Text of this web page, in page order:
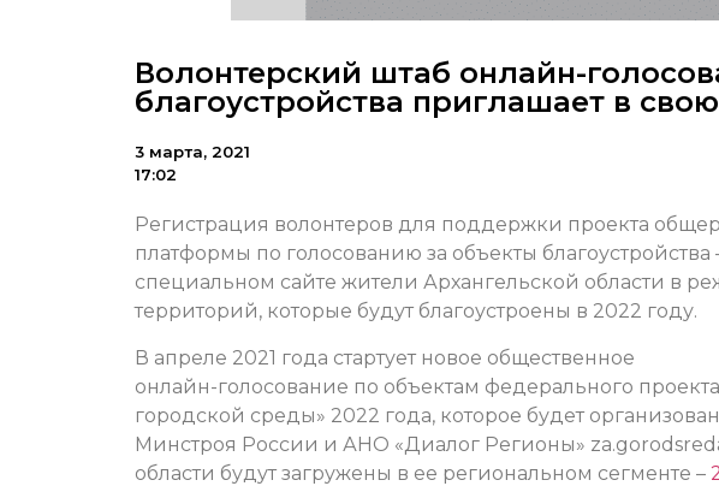
Волонтерский штаб онлайн-
благоустройства приглашает в
3 марта, 2021
17:02
Регистрация волонтеров для поддержки проекта
платформы по голосованию за объекты благоустройства
специальном сайте жители Архангельской области в
территорий, которые будут благоустроены в 2022 году.
В апреле 2021 года стартует новое общественное
онлайн-голосование по объектам федерального
городской среды» 2022 года, которое будет
Минстроя России и АНО «Диалог Регионы»
области будут загружены в ее региональном сегменте –